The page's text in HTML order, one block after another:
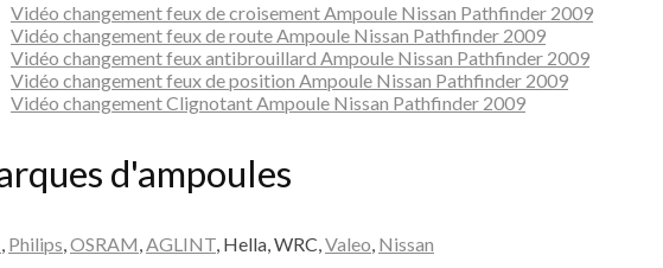
Vidéo changement feux de croisement Ampoule Nissan Pathfinder 2009
Vidéo changement feux de route Ampoule Nissan Pathfinder 2009
Vidéo changement feux antibrouillard Ampoule Nissan Pathfinder 2009
Vidéo changement feux de position Ampoule Nissan Pathfinder 2009
Vidéo changement Clignotant Ampoule Nissan Pathfinder 2009
d'ampoules
, Philips,OSRAM,AGLINT, Hella, WRC,Valeo, Nissan